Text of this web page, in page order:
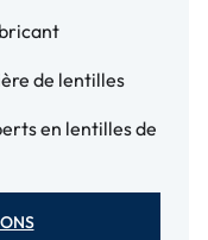
de lentilles
en lentilles de